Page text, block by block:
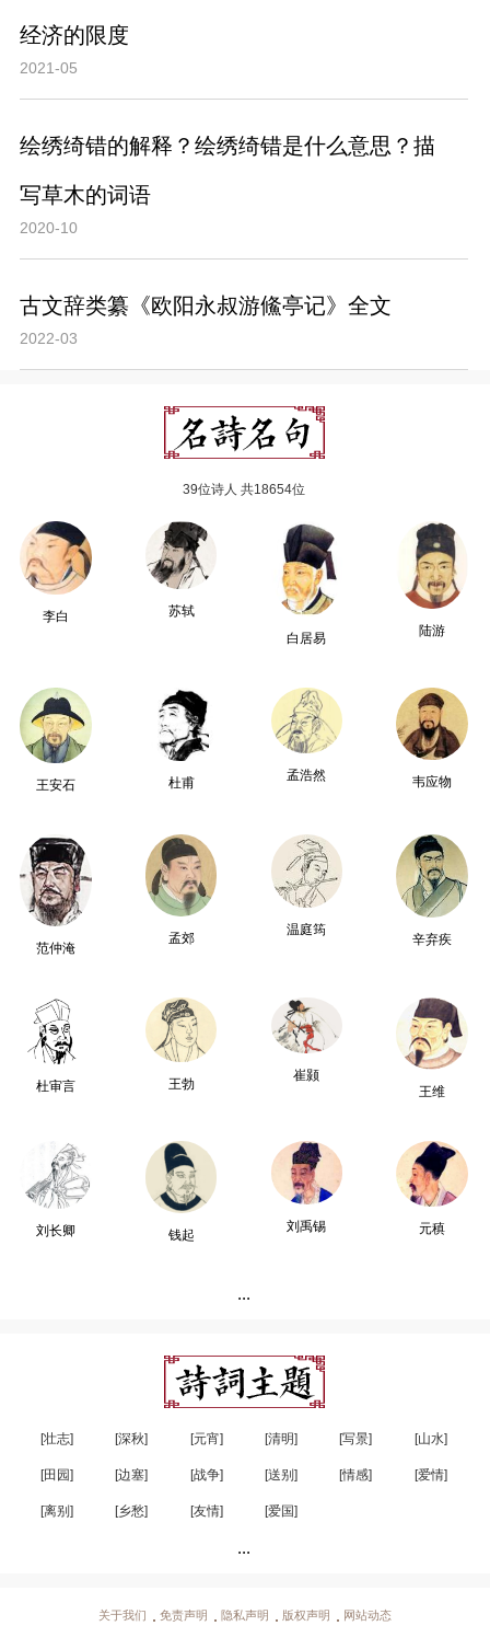
经济的限度
2021-05
绘绣绮错的解释？绘绣绮错是什么意思？描
写草木的词语
2020-10
古文辞类纂《欧阳永叔游鯈亭记》全文
2022-03
39位诗人 共18654位
李白
苏轼
白居易
陆游
王安石 杜甫
孟浩然 韦应物
范仲淹
孟郊
温庭筠
辛弃疾
杜审言 王勃
崔颢
王维
刘长卿 钱起
刘禹锡 元稹
...
[壮志] [深秋] [元宵] [清明] [写景] [山水]
[田园] [边塞] [战争] [送别] [情感] [爱情]
[离别] [乡愁] [友情] [爱国]
...
关于我们 免责声明 隐私声明 版权声明 网站动态